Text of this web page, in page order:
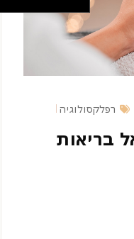
רפלקסולוגיה
בריאות